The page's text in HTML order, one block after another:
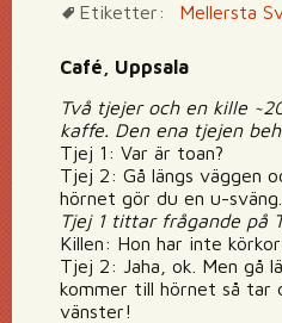
Etiketter:
Mellersta
Café, Uppsala
Två tjejer och en kille
kaffe. Den ena tjejen
Tjej 1: Var är toan?
Tjej 2: Gå längs väggen
hörnet gör du en u-sväng.
Tjej 1 tittar frågande på
Killen: Hon har inte
Tjej 2: Jaha, ok. Men gå
kommer till hörnet så tar
vänster!